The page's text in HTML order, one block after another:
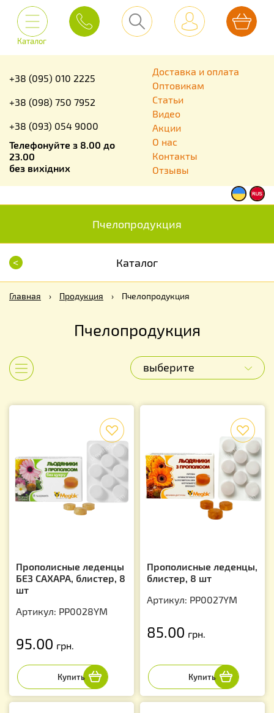
Каталог
+38 (095) 010 2225
+38 (098) 750 7952
+38 (093) 054 9000
Телефонуйте з 8.00 до
23.00
без вихідних
Доставка и оплата
Оптовикам
Статьи
Видео
Акции
О нас
Контакты
Отзывы
Пчелопродукция
< Каталог
Главная › Продукция › Пчелопродукция
Пчелопродукция
выберите
Прополисные леденцы
БЕЗ САХАРА, блистер, 8
шт
Артикул: PP0028YM
95.00 грн.
Прополисные леденцы,
блистер, 8 шт
Артикул: PP0027YM
85.00 грн.